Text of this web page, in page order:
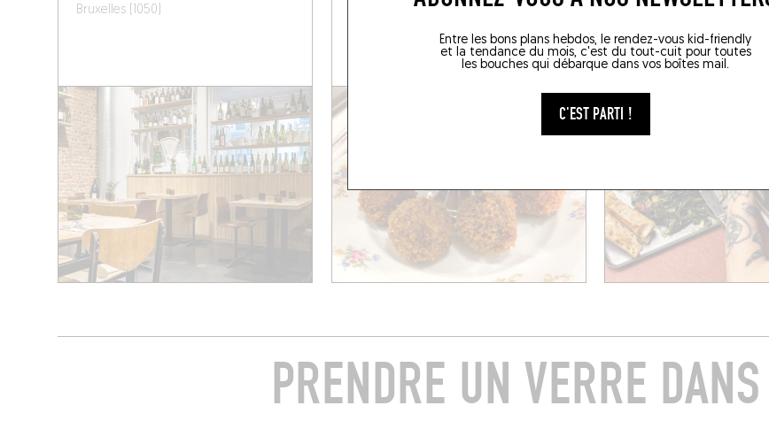
Entre les bons plans hebdos, le rendez-vous kid-friendly
et la tendance du mois, c'est du tout-cuit pour toutes
les bouches qui débarque dans vos boîtes mail.
C'EST PARTI !
Bruxelles (1050)
Bruxelles (1050)
RÉSERVER UNE TABLE
Bruxelles (1060)
PRENDRE UN VERRE